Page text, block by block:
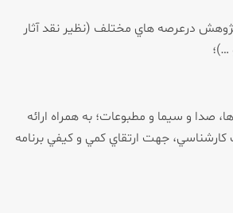
درعرصه هاي مختلف (نظير نقد آثار
…)؛
صدا و سيما و مطبوعات؛ به همراه ارائه
جهت ارتقاي كمي و كيفي برنامه